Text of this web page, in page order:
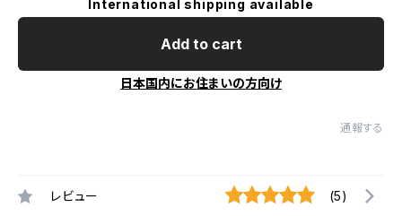
International shipping available
Add to cart
日本国内にお住まいの方向け
通報する
レビュー (5)